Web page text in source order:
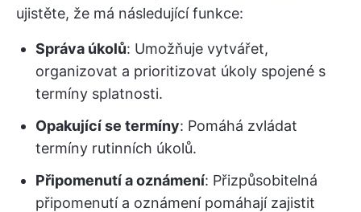
ujistěte, že má následující funkce:
Správa úkolů: Umožňuje vytvářet,
organizovat a prioritizovat úkoly spojené s
termíny splatnosti.
Opakující se termíny: Pomáhá zvládat
termíny rutinních úkolů.
Připomenutí a oznámení: Přizpůsobitelná
připomenutí a oznámení pomáhají zajistit